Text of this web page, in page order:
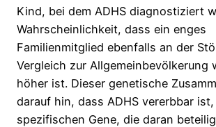
Kind, bei dem ADHS diagnostiziert
Wahrscheinlichkeit, dass ein enges
Familienmitglied ebenfalls an der
Vergleich zur Allgemeinbevölkerung
höher ist. Dieser genetische
darauf hin, dass ADHS vererbbar
spezifischen Gene, die daran